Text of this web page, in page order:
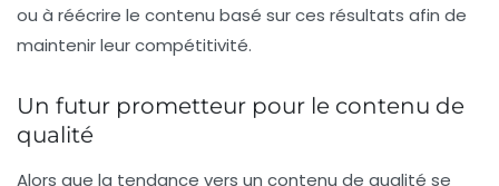
ou à réécrire le contenu basé sur ces résultats afin de
maintenir leur compétitivité.
Un futur prometteur pour le contenu de
qualité
Alors que la tendance vers un contenu de qualité se